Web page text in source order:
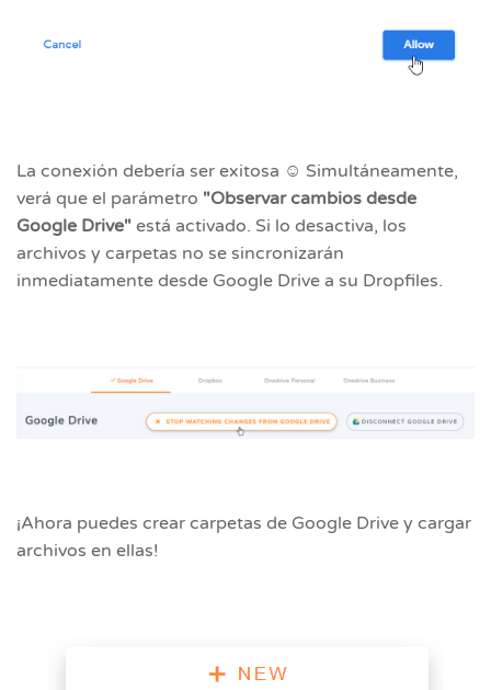
La conexión debería ser exitosa ☺ Simultáneamente,
verá que el parámetro "Observar cambios desde
Google Drive" está activado. Si lo desactiva, los
archivos y carpetas no se sincronizarán
inmediatamente desde Google Drive a su Dropfiles.
¡Ahora puedes crear carpetas de Google Drive y cargar
archivos en ellas!